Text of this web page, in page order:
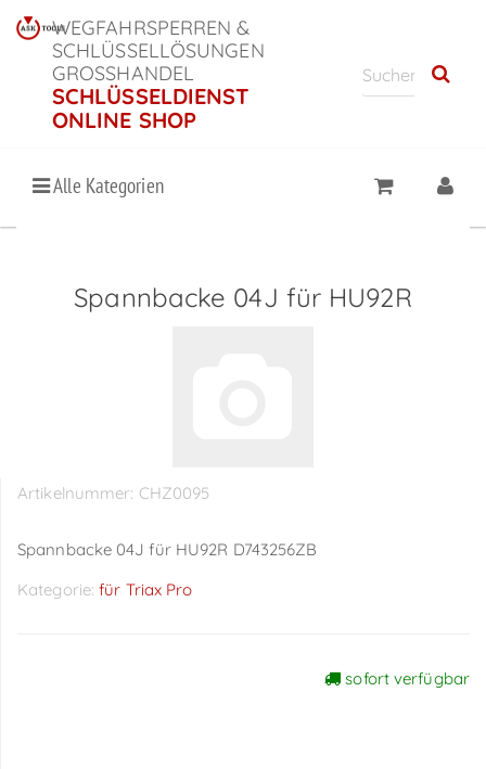
WEGFAHRSPERREN &
SCHLÜSSELLÖSUNGEN
GROSSHANDEL
SCHLÜSSELDIENST
ONLINE SHOP
Alle Kategorien
Spannbacke 04J für HU92R
Artikelnummer: CHZ0095
Spannbacke 04J für HU92R D743256ZB
Kategorie:für Triax Pro
sofort verfügbar